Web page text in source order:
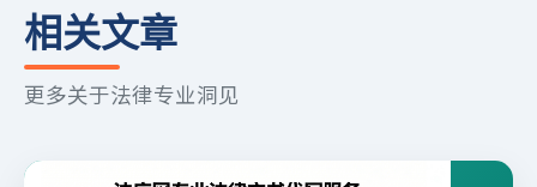
相关文章
更多关于法律专业洞见